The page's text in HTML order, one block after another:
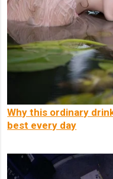
Why this ordinary
best every day